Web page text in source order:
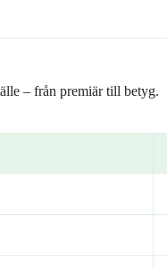
– från premiär till betyg.